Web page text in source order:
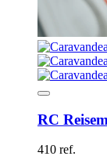
RC
410 ref.